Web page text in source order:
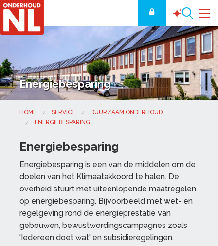
Energiebesparing
HOME SERVICE
DUURZAAM ONDERHOUD
ENERGIEBESPARING
Energiebesparing
Energiebesparing is een van de middelen om de
doelen van het Klimaatakkoord te halen. De
overheid stuurt met uiteenlopende maatregelen
op energiebesparing. Bijvoorbeeld met wet- en
regelgeving rond de energieprestatie van
gebouwen, bewustwordingscampagnes zoals
'Iedereen doet wat' en subsidieregelingen.